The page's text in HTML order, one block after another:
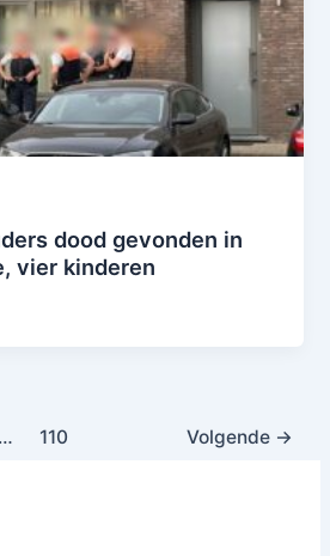
dood gevonden in
vier kinderen
… 110 Volgende →